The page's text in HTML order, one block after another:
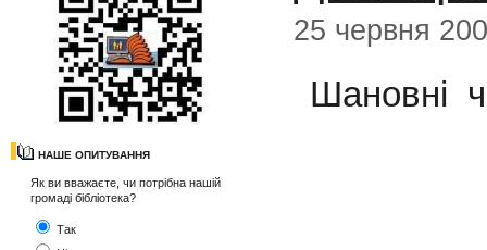
НАШЕ ОПИТУВАННЯ
Як ви вважаєте, чи потрібна нашій
громаді бібліотека?
Так
25 червня
Шановні